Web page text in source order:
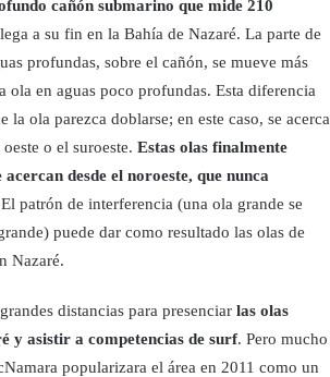
cañón submarino que mide 210
a su fin en la Bahía de Nazaré. La parte de
profundas, sobre el cañón, se mueve más
ola en aguas poco profundas. Esta diferencia
la ola parezca doblarse; en este caso, se acerca
o el suroeste. Estas olas finalmente
acercan desde el noroeste, que nunca
patrón de interferencia (una ola grande se
puede dar como resultado las olas de
Nazaré.
distancias para presenciar las olas
y asistir a competencias de surf. Pero mucho
popularizara el área en 2011 como un